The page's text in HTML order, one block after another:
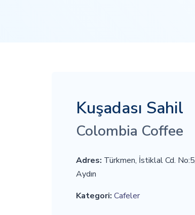
Kuşadası Sahil
Colombia Coffee
Adres: Türkmen, İstiklal Cd.
Aydın
Kategori: Cafeler